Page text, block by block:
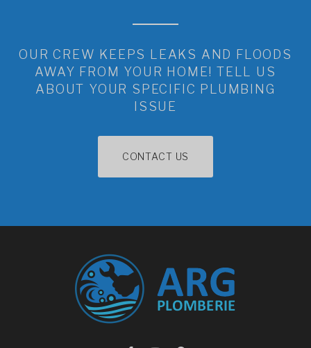
OUR CREW KEEPS LEAKS AND FLOODS
AWAY FROM YOUR HOME! TELL US
ABOUT YOUR SPECIFIC PLUMBING
ISSUE
CONTACT US